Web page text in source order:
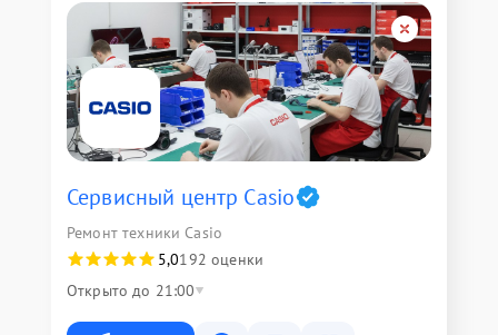
Сервисный центр Casio
Ремонт техники Casio
5,0192 оценки
Открыто до 21:00